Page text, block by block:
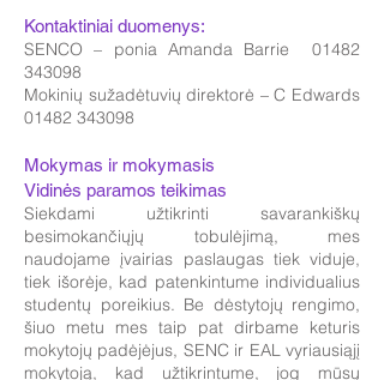
Kontaktiniai duomenys:
SENCO – ponia Amanda Barrie 01482
343098
Mokinių sužadėtuvių direktorė – C Edwards
01482 343098
Mokymas ir mokymasis
Vidinės paramos teikimas
Siekdami užtikrinti savarankiškų
besimokančiųjų tobulėjimą, mes
naudojame įvairias paslaugas tiek viduje,
tiek išorėje, kad patenkintume individualius
studentų poreikius. Be dėstytojų rengimo,
šiuo metu mes taip pat dirbame keturis
mokytojų padėjėjus, SENC ir EAL vyriausiąjį
mokytoją, kad užtikrintume, jog mūsų